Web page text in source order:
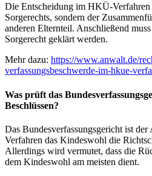
Die Entscheidung im HKÜ-Verfahren
Sorgerechts, sondern der
anderen Elternteil. Anschließend
Sorgerecht geklärt werden.
Mehr dazu: https://www.anwalt.de/
verfassungsbeschwerde-im-hkue-
Was prüft das
Beschlüssen?
Das Bundesverfassungsgericht ist
Verfahren das Kindeswohl die
Allerdings wird vermutet, dass die
dem Kindeswohl am meisten dient.